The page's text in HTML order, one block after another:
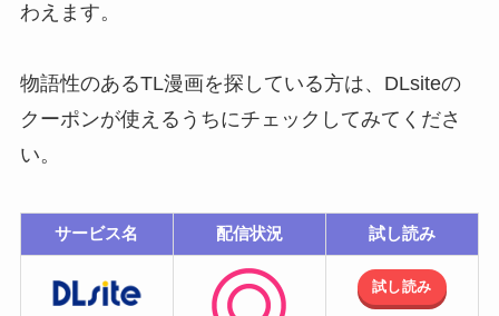
わえます。
物語性のあるTL漫画を探している方は、DLsiteの
クーポンが使えるうちにチェックしてみてくださ
い。
サービス名 配信状況 試し読み
試し読み